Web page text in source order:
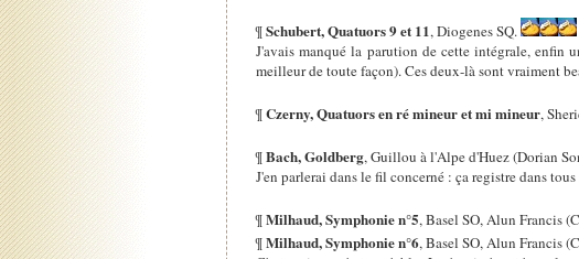
¶Schubert, Quatuors 9 et 11, Diogenes SQ.
J'avais manqué la parution de cette intégrale, enfin
meilleur de toute façon). Ces deux-là sont vraiment
¶Czerny, Quatuors en ré mineur et mi mineur,
¶Bach, Goldberg, Guillou à l'Alpe d'Huez (Dorian
J'en parlerai dans le fil concerné : ça registre dans
¶Milhaud, Symphonie n°5, Basel SO, Alun Francis
¶Milhaud, Symphonie n°6, Basel SO, Alun Francis